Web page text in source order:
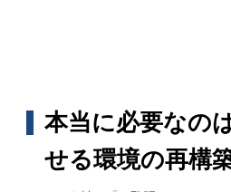
本当に必要なの
せる環境の再構築